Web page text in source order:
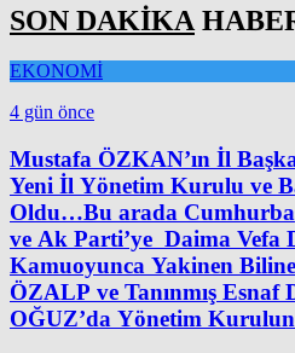
SON DAKİKA
EKONOMİ
4 gün önce
Mustafa ÖZKAN’ın İl
Yeni İl Yönetim Kurulu ve
Oldu…Bu arada
ve Ak Parti’ye Daima Vefa
Kamuoyunca Yakinen
ÖZALP ve Tanınmış Esnaf
OĞUZ’da Yönetim